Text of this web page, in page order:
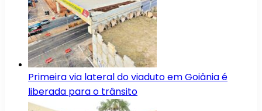
Primeira via lateral do viaduto em Goiânia é
liberada para o trânsito